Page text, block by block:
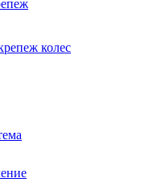
колес